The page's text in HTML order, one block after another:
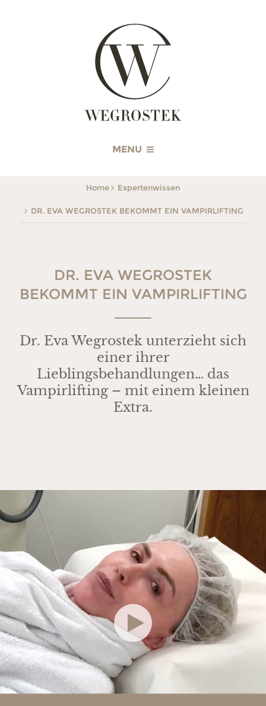
WEGROSTEK
MENU
Home Expertenwissen
DR. EVA WEGROSTEK BEKOMMT EIN VAMPIRLIFTING
DR. EVA WEGROSTEK
BEKOMMT EIN VAMPIRLIFTING
Dr. Eva Wegrostek unterzieht sich
einer ihrer
Lieblingsbehandlungen… das
Vampirlifting – mit einem kleinen
Extra.